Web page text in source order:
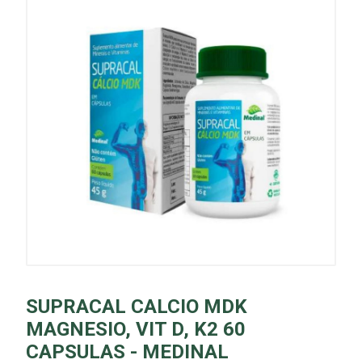
SUPRACAL CALCIO MDK
MAGNESIO, VIT D, K2 60
CAPSULAS - MEDINAL